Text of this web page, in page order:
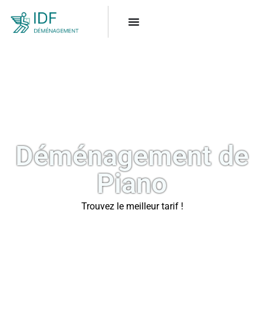
Déménagement de
Piano
Trouvez le meilleur tarif !